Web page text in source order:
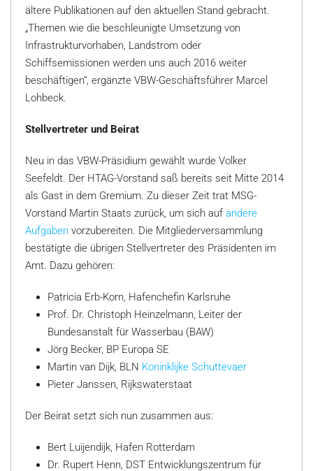
ältere Publikationen auf den aktuellen Stand gebracht.
„Themen wie die beschleunigte Umsetzung von
Infrastrukturvorhaben, Landstrom oder
Schiffsemissionen werden uns auch 2016 weiter
beschäftigen“, ergänzte VBW-Geschäftsführer Marcel
Lohbeck.
Stellvertreter und Beirat
Neu in das VBW-Präsidium gewählt wurde Volker
Seefeldt. Der HTAG-Vorstand saß bereits seit Mitte 2014
als Gast in dem Gremium. Zu dieser Zeit trat MSG-
Vorstand Martin Staats zurück, um sich auf andere
Aufgaben vorzubereiten. Die Mitgliederversammlung
bestätigte die übrigen Stellvertreter des Präsidenten im
Amt. Dazu gehören:
Patricia Erb-Korn, Hafenchefin Karlsruhe
Prof. Dr. Christoph Heinzelmann, Leiter der
Bundesanstalt für Wasserbau (BAW)
Jörg Becker, BP Europa SE
Martin van Dijk, BLN Koninklijke Schuttevaer
Pieter Janssen, Rijkswaterstaat
Der Beirat setzt sich nun zusammen aus:
Bert Luijendijk, Hafen Rotterdam
Dr. Rupert Henn, DST Entwicklungszentrum für